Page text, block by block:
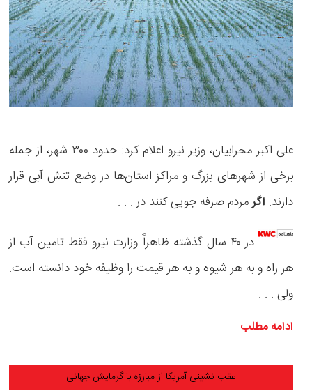
علی اکبر محرابیان، وزیر نیرو اعلام کرد: حدود ۳۰۰ شهر، از جمله
برخی از شهر‌های بزرگ و مراکز استان‌ها در وضع تنش آبی قرار
دارند. اگرمردم صرفه جویی کنند در . . .
در ۴۰ سال گذشته ظاهراً وزارت نیرو فقط تامین آب از
هر راه و به هر شیوه و به هر قیمت را وظیفه خود دانسته است.
ولی . . .
ادامه مطلب
عقب نشینی آمریکا از مبارزه با گرمایش جهانی